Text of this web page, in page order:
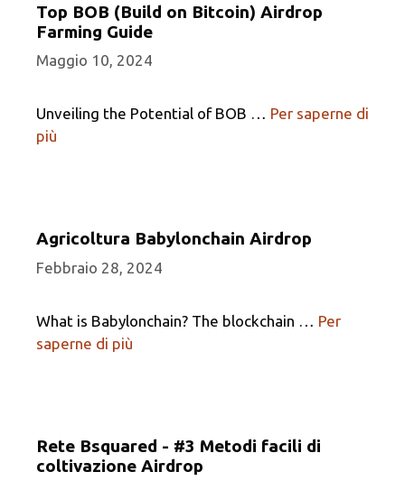
Top BOB (Build on Bitcoin) Airdrop
Farming Guide
Maggio 10, 2024
Unveiling the Potential of BOB … Per saperne di
più
Agricoltura Babylonchain Airdrop
Febbraio 28, 2024
What is Babylonchain? The blockchain … Per
saperne di più
Rete Bsquared - #3 Metodi facili di
coltivazione Airdrop